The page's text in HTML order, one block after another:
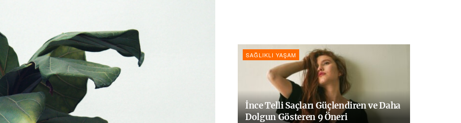
SAĞLIKLI YAŞAM
İnce Telli Saçları Güçlendiren ve Daha
Dolgun Gösteren 9 Öneri